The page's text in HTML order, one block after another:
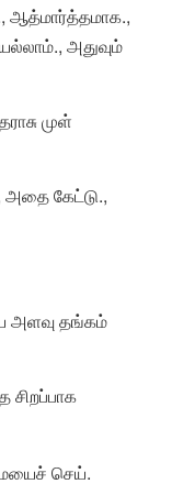
ஆத்மார்த்தமாக.,
அதுவும்
முள்
கேட்டு.,
அளவு தங்கம்
சிறப்பாக
செய்.